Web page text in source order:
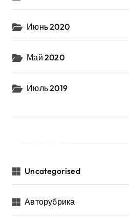
Июнь 2020
Май 2020
Июль 2019
Uncategorised
Авторубрика